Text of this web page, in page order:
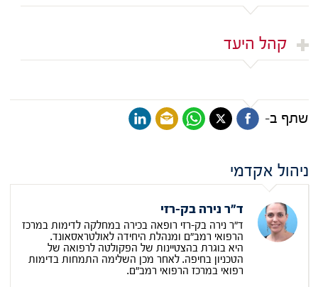
קהל היעד
שתף ב-
ניהול אקדמי
ד"ר נירה בק-רזי
ד"ר נירה בק-רזי רופאה בכירה במחלקה לדימות במרכז
הרפואי רמב"ם ומנהלת היחידה לאולטראסאונד.
היא בוגרת בהצטיינות של הפקולטה לרפואה של
הטכניון בחיפה. לאחר מכן השלימה התמחות בדימות
רפואי במרכז הרפואי רמב"ם.